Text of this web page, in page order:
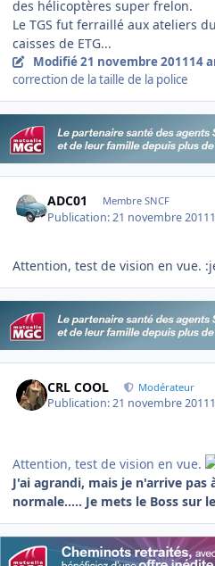
des hélicoptères super frelon.
Le TGS fut ferraillé aux ateliers
caisses de ETG...
Modifié21 novembre 201114
correction de la taille de la police
ADC01 Membre SNCF
Publication:21 novembre 2011
Attention, test de vision en vue.
CRL COOL Modérateur
Publication:21 novembre 2011
Attention, test de vision en vue.
J'ai agrandi, mais je n'arrive
normale..... Je mets le Boss sur